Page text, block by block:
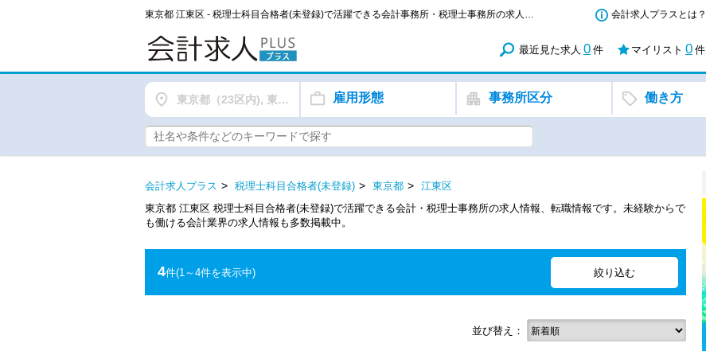
東京都 江東区 - 税理士科目合格者(未登録)で活躍できる会計事務所・税理士事務所の求人・転職情報 会計求人プラスとは？
最近見た求人 0 件 マイリスト 0 件
東京都（23区内), 東京都（都下） 雇用形態 事務所区分 働き方
会計求人プラス 税理士科目合格者(未登録) 東京都
江東区
東京都 江東区 税理士科目合格者(未登録)で活躍できる会計・税理士事務所の求人情報、転職情報です。未経験からで
も働ける会計業界の求人情報も多数掲載中。
4件(1～4件を表示中)
並び替え：